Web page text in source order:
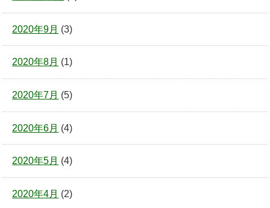
2020年9月 (3)
2020年8月 (1)
2020年7月 (5)
2020年6月 (4)
2020年5月 (4)
2020年4月 (2)